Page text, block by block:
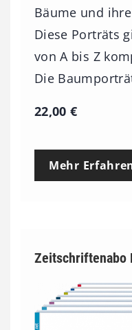
Bäume und
Diese Porträts
von A bis Z
Die
22,00€
Mehr
Zeitschriftenabo